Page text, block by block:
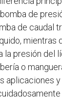
de
de caudal
mientras
la presión del
o
aplicaciones